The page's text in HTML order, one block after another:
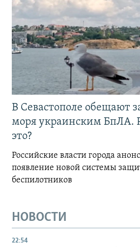
В Севастополе обещают
моря украинским БпЛА.
это?
Российские власти города
появление новой системы
беспилотников
НОВОСТИ
22:54